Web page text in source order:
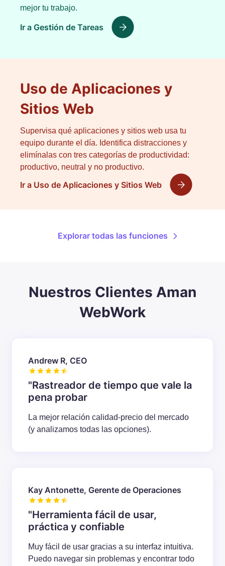
mejor tu trabajo.
Ir a Gestión de Tareas
Uso de Aplicaciones y
Sitios Web
Supervisa qué aplicaciones y sitios web usa tu
equipo durante el día. Identifica distracciones y
elimínalas con tres categorías de productividad:
productivo, neutral y no productivo.
Ir a Uso de Aplicaciones y Sitios Web
Explorar todas las funciones
Nuestros Clientes Aman
WebWork
Andrew R, CEO
"Rastreador de tiempo que vale la
pena probar
La mejor relación calidad-precio del mercado
(y analizamos todas las opciones).
Kay Antonette, Gerente de Operaciones
"Herramienta fácil de usar,
práctica y confiable
Muy fácil de usar gracias a su interfaz intuitiva.
Puedo navegar sin problemas y encontrar todo